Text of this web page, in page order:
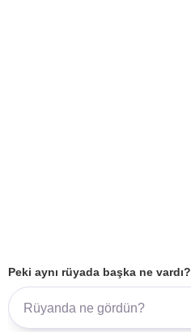
Peki aynı rüyada başka ne vardı?